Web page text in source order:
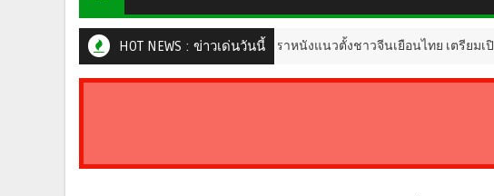
HOT NEWS : ข่าวเด่นวันนี้
"จินเจียอวี้" (金佳遇) ดาราหนังแนวตั้งชาวจีนเยือนไทย เตรียมเปิดกล้อ